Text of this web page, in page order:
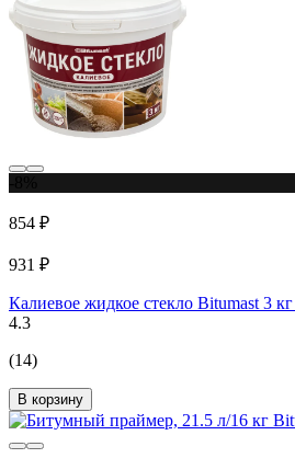
854 ₽
931 ₽
Калиевое жидкое стекло Bitumast 3
4.3
(14)
В корзину